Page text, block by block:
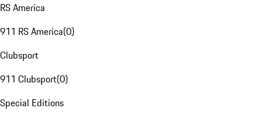
RS America
911 RS America(0)
Clubsport
911 Clubsport(0)
Special Editions